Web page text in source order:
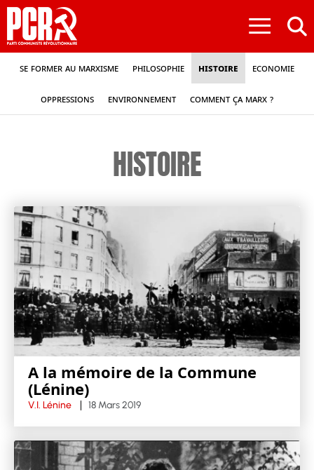
≡
Se former au marxisme Philosophie Histoire Economie
Oppressions Environnement Comment ça Marx ?
HISTOIRE
A la mémoire de la Commune
(Lénine)
V.I. Lénine 18 Mars 2019